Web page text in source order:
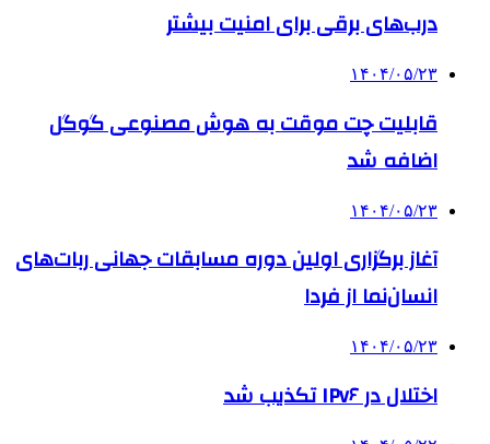
درب‌های برقی برای امنیت بیشتر
۱۴۰۴/۰۵/۲۳
قابلیت چت موقت به هوش مصنوعی گوگل
اضافه شد
۱۴۰۴/۰۵/۲۳
آغاز برگزاری اولین دوره مسابقات جهانی ربات‌های
انسان‌نما از فردا
۱۴۰۴/۰۵/۲۳
اختلال در IPv۶ تکذیب شد